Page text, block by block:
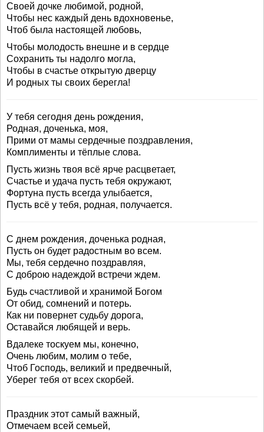
Своей дочке любимой, родной,
Чтобы нес каждый день вдохновенье,
Чтоб была настоящей любовь,
Чтобы молодость внешне и в сердце
Сохранить ты надолго могла,
Чтобы в счастье открытую дверцу
И родных ты своих берегла!
У тебя сегодня день рождения,
Родная, доченька, моя,
Прими от мамы сердечные поздравления,
Комплименты и тёплые слова.
Пусть жизнь твоя всё ярче расцветает,
Счастье и удача пусть тебя окружают,
Фортуна пусть всегда улыбается,
Пусть всё у тебя, родная, получается.
С днем рождения, доченька родная,
Пусть он будет радостным во всем.
Мы, тебя сердечно поздравляя,
С доброю надеждой встречи ждем.
Будь счастливой и хранимой Богом
От обид, сомнений и потерь.
Как ни повернет судьбу дорога,
Оставайся любящей и верь.
Вдалеке тоскуем мы, конечно,
Очень любим, молим о тебе,
Чтоб Господь, великий и предвечный,
Уберег тебя от всех скорбей.
Праздник этот самый важный,
Отмечаем всей семьей,